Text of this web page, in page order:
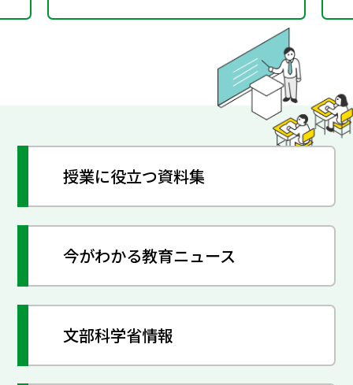
授業に役立つ資料集
今がわかる教育ニュース
文部科学省情報